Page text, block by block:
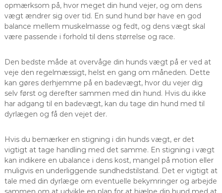
opmærksom på, hvor meget din hund vejer, og om dens
vægt ændrer sig over tid. En sund hund bør have en god
balance mellem muskelmasse og fedt, og dens vægt skal
være passende i forhold til dens størrelse og race.
Den bedste måde at overvåge din hunds vægt på er ved at
veje den regelmæssigt, helst en gang om måneden. Dette
kan gøres derhjemme på en badevægt, hvor du vejer dig
selv først og derefter sammen med din hund. Hvis du ikke
har adgang til en badevægt, kan du tage din hund med til
dyrlægen og få den vejet der.
Hvis du bemærker en stigning i din hunds vægt, er det
vigtigt at tage handling med det samme. En stigning i vægt
kan indikere en ubalance i dens kost, mangel på motion eller
muligvis en underliggende sundhedstilstand. Det er vigtigt at
tale med din dyrlæge om eventuelle bekymringer og arbejde